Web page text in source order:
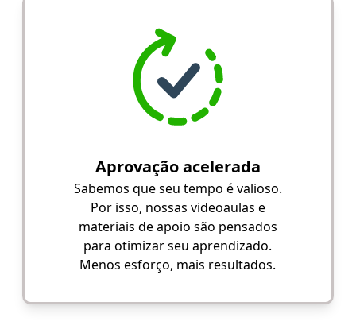
Aprovação acelerada
Sabemos que seu tempo é valioso.
Por isso, nossas videoaulas e
materiais de apoio são pensados
para otimizar seu aprendizado.
Menos esforço, mais resultados.